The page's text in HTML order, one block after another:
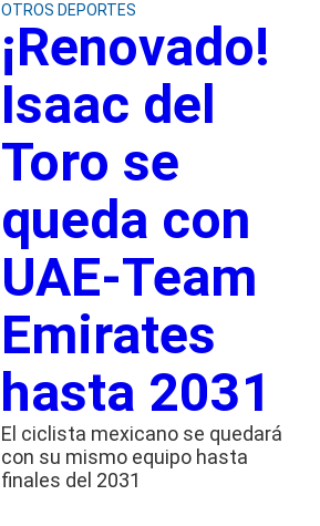
OTROS DEPORTES
¡Renovado!
Isaac del
Toro se
queda con
UAE-Team
Emirates
hasta 2031
El ciclista mexicano se quedará
con su mismo equipo hasta
finales del 2031